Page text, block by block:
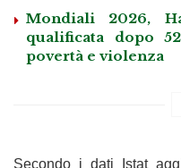
Mondiali 2026,
qualificata dopo
povertà e violenza
Secondo i dati Istat